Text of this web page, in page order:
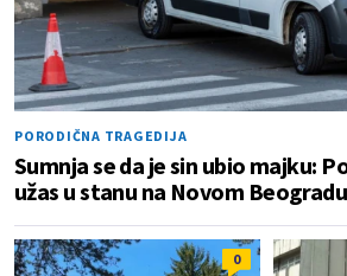
PORODIČNA TRAGEDIJA
Sumnja se da je sin ubio majku:
užas u stanu na Novom Beogradu
0